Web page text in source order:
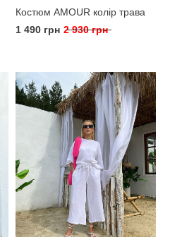
Костюм AMOUR колір трава
1 490 грн 2 930 грн